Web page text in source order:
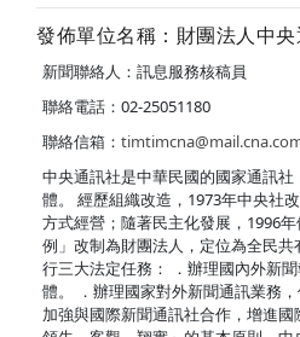
發佈單位名稱：財團法人中
新聞聯絡人：訊息服務核稿員
聯絡電話：02-25051180
聯絡信箱：
中央通訊社是中華民國的國家通訊
體。 經歷組織改造，1973年中央社
方式經營；隨著民主化發展，1996
例」改制為財團法人，定位為全民
行三大法定任務： ．辦理國內外新
體。 ．辦理國家對外新聞通訊業務
加強與國際新聞通訊社合作，增進國